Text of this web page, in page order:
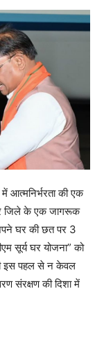
आत्मनिर्भरता की एक
जिले के एक जागरूक
घर की छत पर 3
सूर्य घर योजना” को
इस पहल से न केवल
संरक्षण की दिशा में